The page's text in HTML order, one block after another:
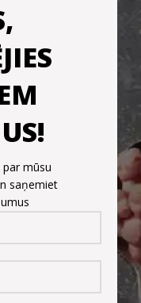
par mūsu
saņemiet